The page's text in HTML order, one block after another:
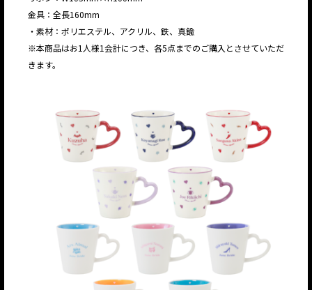
金具：全長160mm
・素材：ポリエステル、アクリル、鉄、真鍮
※本商品はお1人様1会計につき、各5点までのご購入とさせていただ
きます。